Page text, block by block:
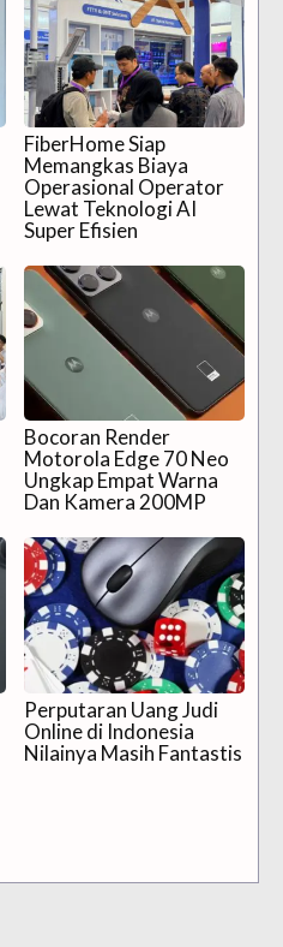
FiberHome Siap
Memangkas Biaya
Operasional Operator
Lewat Teknologi AI
Super Efisien
Bocoran Render
Motorola Edge 70 Neo
Ungkap Empat Warna
Dan Kamera 200MP
Perputaran Uang Judi
Online di Indonesia
Nilainya Masih Fantastis